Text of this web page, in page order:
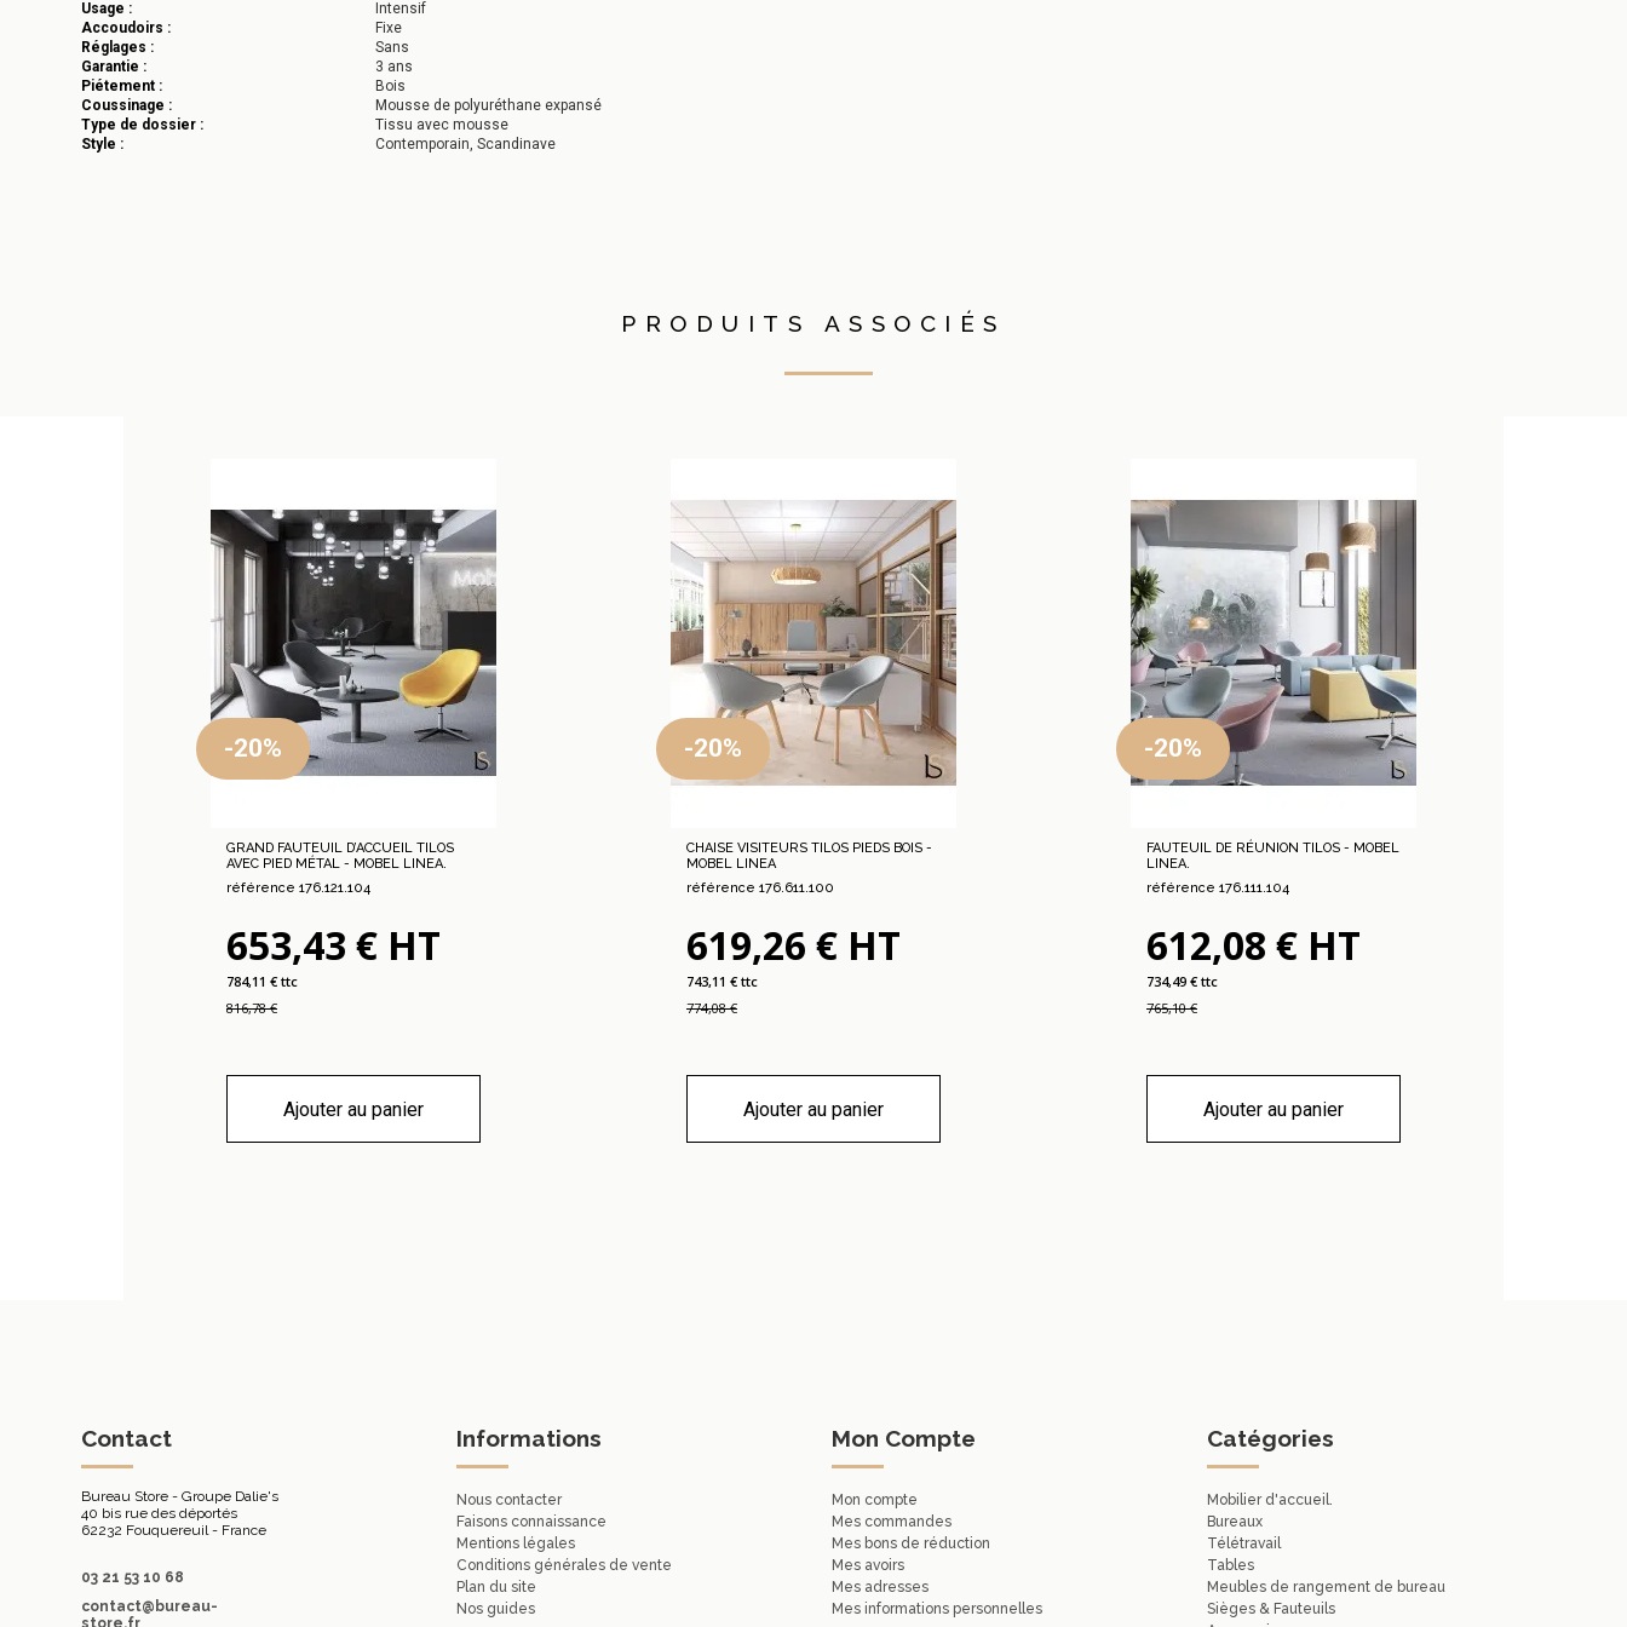
Usage :
Intensif
Accoudoirs :
Fixe
Réglages :
Sans
Garantie :
3 ans
Piétement :
Bois
Coussinage :
Mousse de polyuréthane expansé
Type de dossier :
Tissu avec mousse
Style :
Contemporain, Scandinave
PRODUITS ASSOCIÉS
-20%
GRAND FAUTEUIL D’ACCUEIL TILOS
AVEC PIED MÉTAL - MOBEL LINEA.
référence 176.121.104
653,43 € HT
784,11 € ttc
816,78 €
Ajouter au panier
-20%
CHAISE VISITEURS TILOS PIEDS BOIS -
MOBEL LINEA
référence 176.611.100
619,26 € HT
743,11 € ttc
774,08 €
Ajouter au panier
-20%
FAUTEUIL DE RÉUNION TILOS - MOBEL
LINEA.
référence 176.111.104
612,08 € HT
734,49 € ttc
765,10 €
Ajouter au panier
Contact
Bureau Store - Groupe Dalie's
40 bis rue des déportés
62232 Fouquereuil - France
03 21 53 10 68
contact@bureau-
store.fr
Informations
Nous contacter
Faisons connaissance
Mentions légales
Conditions générales de vente
Plan du site
Nos guides
Mon Compte
Mon compte
Mes commandes
Mes bons de réduction
Mes avoirs
Mes adresses
Mes informations personnelles
Catégories
Mobilier d'accueil.
Bureaux
Télétravail
Tables
Meubles de rangement de bureau
Sièges & Fauteuils